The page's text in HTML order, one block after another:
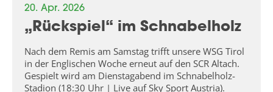
20. Apr. 2026
„Rückspiel“ im Schnabelholz
Nach dem Remis am Samstag trifft unsere WSG Tirol
in der Englischen Woche erneut auf den SCR Altach.
Gespielt wird am Dienstagabend im Schnabelholz-
Stadion (18:30 Uhr | Live auf Sky Sport Austria).